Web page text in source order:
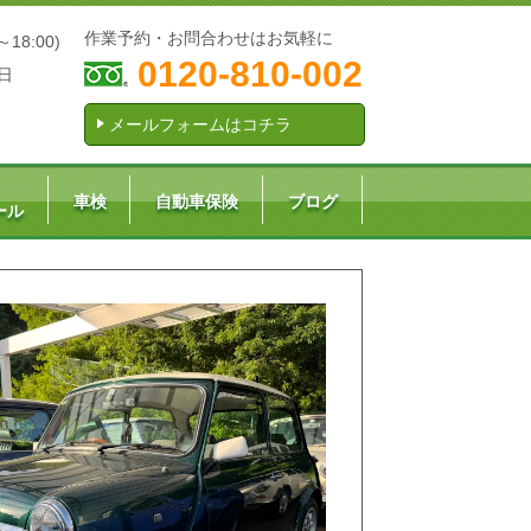
18:00)
作業予約・お問合わせはお気軽に
0120-810-002
メールフォームはコチラ
ル
車検 自動車保険 ブログ